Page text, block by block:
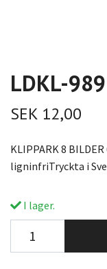
LDKL-
SEK 12,00
KLIPPARK 8
ligninfriTryckta i
I lager.